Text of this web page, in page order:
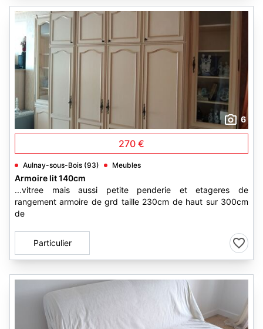
6
270 €
Aulnay-sous-Bois (93) Meubles
Armoire lit 140cm
...vitree mais aussi petite penderie et etageres de
rangement armoire de grd taille 230cm de haut sur 300cm
de
Particulier